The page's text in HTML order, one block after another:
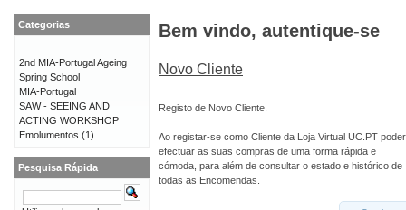
Bem vindo, autentique-se
Novo Cliente
Registo de Novo Cliente.
Ao registar-se como Cliente da Loja Virtual UC.PT
efectuar as suas compras de uma forma rápida e
cómoda, para além de consultar o estado e histórico de
todas as Encomendas.
Categorias
2nd MIA-Portugal Ageing
Spring School
MIA-Portugal
SAW - SEEING AND
ACTING WORKSHOP
Emolumentos (1)
Pesquisa Rápida